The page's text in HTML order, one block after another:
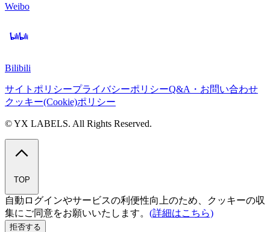
Weibo
Bilibili
サイトポリシープライバシーポリシーQ&A・お問い合わせ
クッキー(Cookie)ポリシー
© YX LABELS. All Rights Reserved.
TOP
自動ログインやサービスの利便性向上のため、クッキーの収
集にご同意をお願いいたします。 (詳細はこちら)
拒否する